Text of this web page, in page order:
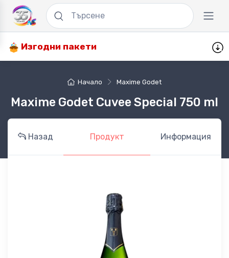
Изгодни пакети
Начало Maxime Godet
Maxime Godet Cuvee Special 750 ml
Назад Продукт Информация